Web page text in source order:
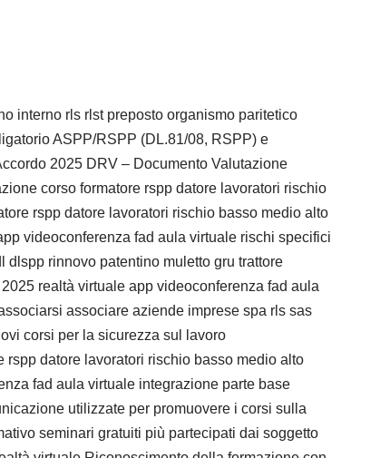
interno rls rlst preposto organismo paritetico
ASPP/RSPP (DL.81/08, RSPP) e
2025 DRV – Documento Valutazione
corso formatore rspp datore lavoratori rischio
rspp datore lavoratori rischio basso medio alto
videoconferenza fad aula virtuale rischi specifici
rinnovo patentino muletto gru trattore
realtà virtuale app videoconferenza fad aula
associare aziende imprese spa rls sas
corsi per la sicurezza sul lavoro
datore lavoratori rischio basso medio alto
fad aula virtuale integrazione parte base
utilizzate per promuovere i corsi sulla
seminari gratuiti più partecipati dai soggetto